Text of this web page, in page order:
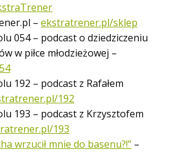
–ekstratrener.pl/sklep
054 – podcast o dziedziczeniu
w piłce młodzieżowej –
192 – podcast z Rafałem
192
193 – podcast z Krzysztofem
193
wrzucił mnie do basenu?!” –